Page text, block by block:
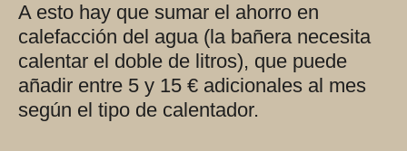
A esto hay que sumar el ahorro en
calefacción del agua (la bañera necesita
calentar el doble de litros), que puede
añadir entre 5 y 15 € adicionales al mes
según el tipo de calentador.